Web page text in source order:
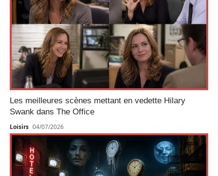
Les meilleures scènes mettant en vedette Hilary
Swank dans The Office
Loisirs 04/07/2026